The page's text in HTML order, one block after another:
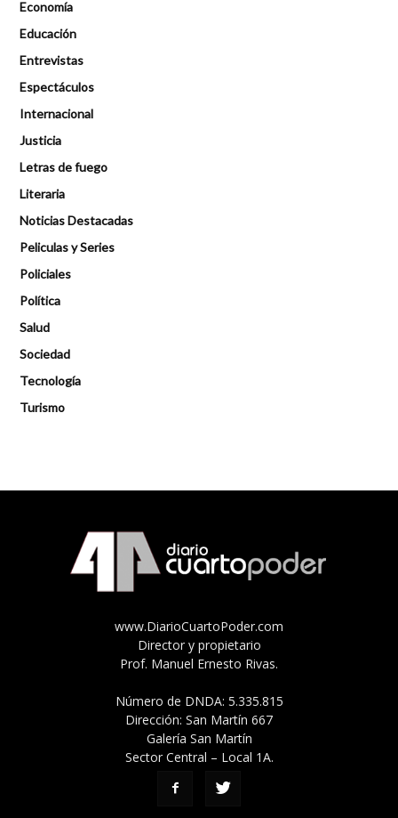
Economía
Educación
Entrevistas
Espectáculos
Internacional
Justicia
Letras de fuego
Literaria
Noticias Destacadas
Peliculas y Series
Policiales
Política
Salud
Sociedad
Tecnología
Turismo
www.DiarioCuartoPoder.com
Director y propietario
Prof. Manuel Ernesto Rivas.
Número de DNDA: 5.335.815
Dirección: San Martín 667
Galería San Martín
Sector Central – Local 1A.